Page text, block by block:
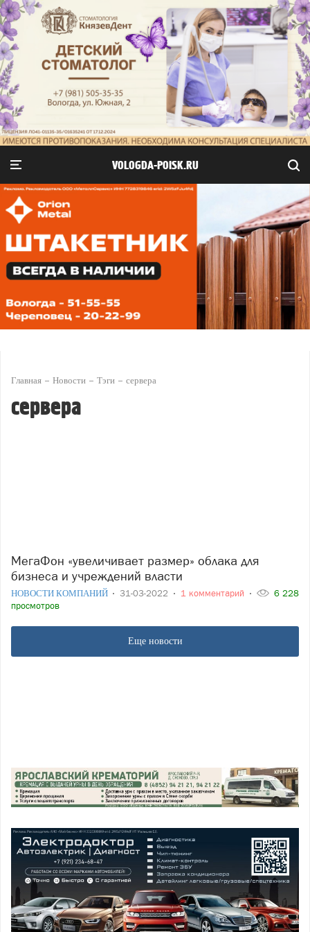
VOLOGDA-POISK.RU
Главная Новости Тэги сервера
сервера
МегаФон «увеличивает размер» облака для
бизнеса и учреждений власти
НОВОСТИ КОМПАНИЙ 31-03-2022 1 комментарий
6 228
просмотров
Еще новости